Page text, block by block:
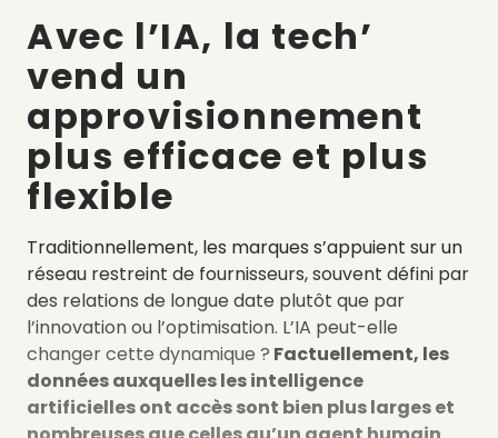
Avec l’IA, la tech’
vend un
approvisionnement
plus efficace et plus
flexible
Traditionnellement, les marques s’appuient sur un
réseau restreint de fournisseurs, souvent défini par
des relations de longue date plutôt que par
l’innovation ou l’optimisation. L’IA peut-elle
changer cette dynamique ? Factuellement, les
données auxquelles les intelligence
artificielles ont accès sont bien plus larges et